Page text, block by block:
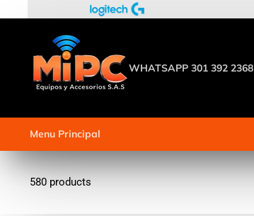
WHATSAPP 301 392 2368
Menu Principal
580 products